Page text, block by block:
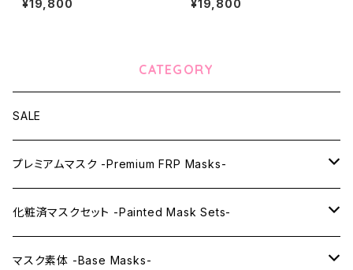
¥19,800 ¥19,800
CATEGORY
SALE
プレミアムマスク -Premium FRP Masks-
KAWAII PREMIUM Mask & Wig Sets
プレミアムマスク素体-Premium base masks-
化粧済マスクセット -Painted Mask Sets-
KAWAII EX series
マスク素体 -Base Masks-